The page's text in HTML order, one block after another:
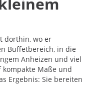
dorthin, wo er
Buffetbereich, in die
Anheizen und viel
kompakte Maße und
Ergebnis: Sie bereiten